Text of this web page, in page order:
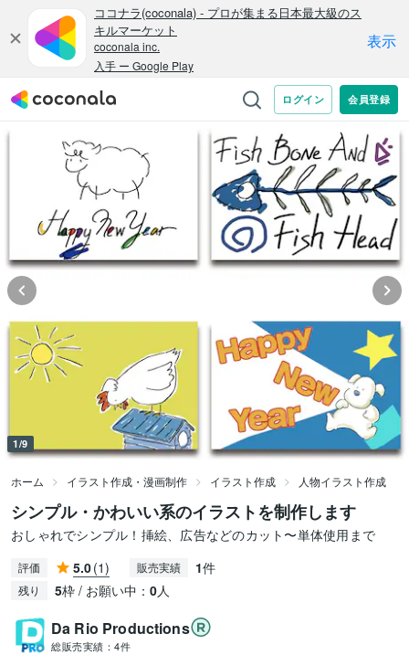
1/9
ホーム イラスト作成・漫画制作 イラスト作成 人物イラスト作成
シンプル・かわいい系のイラストを制作します
おしゃれでシンプル！挿絵、広告などのカット〜単体使用まで
評価 5.0(1) 販売実績 1件
残り 5枠 / お願い中： 0人
Da Rio Productions
総販売実績： 4件